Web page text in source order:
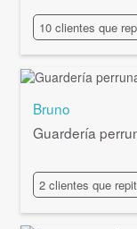
10 clientes que
Bruno
Guardería
2 clientes que